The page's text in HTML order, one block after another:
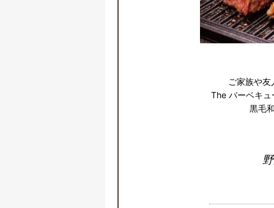
ご家族や
The バーベキ
黒毛